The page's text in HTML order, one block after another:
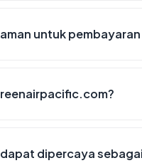
untuk pembayaran
dipercaya